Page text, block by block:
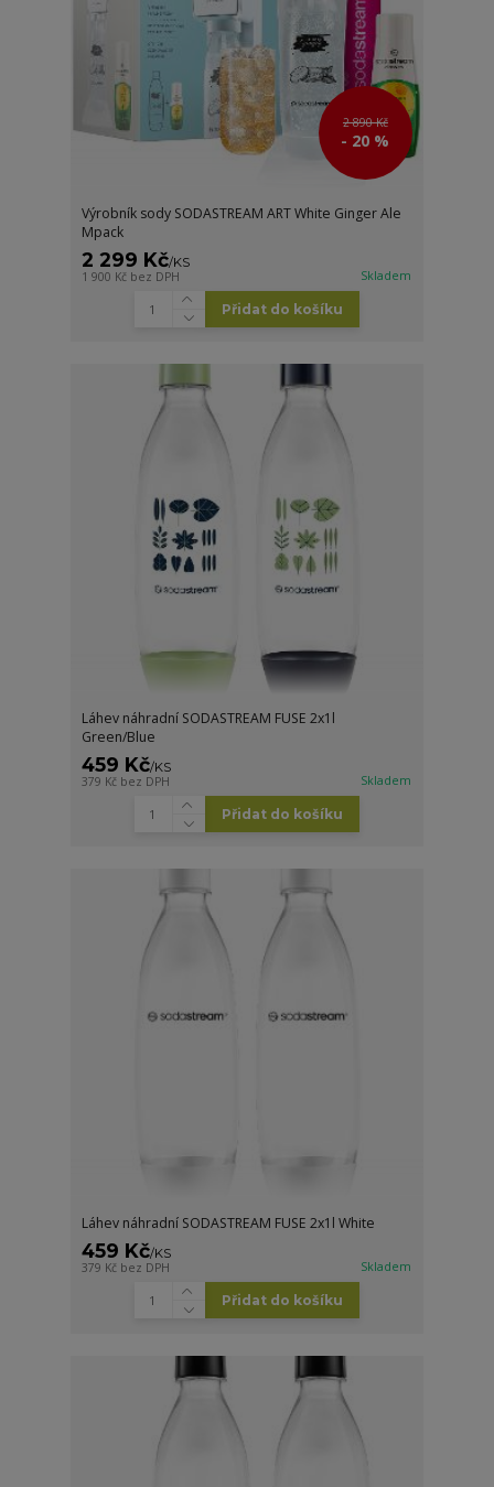
2 890 Kč
- 20 %
Výrobník sody SODASTREAM ART White Ginger Ale
Mpack
2 299 Kč/KS
1 900 Kč bez DPH Skladem
Přidat do košíku
Láhev náhradní SODASTREAM FUSE 2x1l
Green/Blue
459 Kč/KS
379 Kč bez DPH Skladem
Přidat do košíku
Láhev náhradní SODASTREAM FUSE 2x1l White
459 Kč/KS
379 Kč bez DPH Skladem
Přidat do košíku